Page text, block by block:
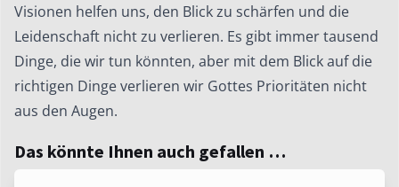
Visionen helfen uns, den Blick zu schärfen und die
Leidenschaft nicht zu verlieren. Es gibt immer tausend
Dinge, die wir tun könnten, aber mit dem Blick auf die
richtigen Dinge verlieren wir Gottes Prioritäten nicht
aus den Augen.
Das könnte Ihnen auch gefallen …